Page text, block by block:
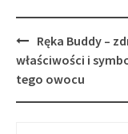
Post
navigation
Ręka Buddy –
właściwości i
tego owocu